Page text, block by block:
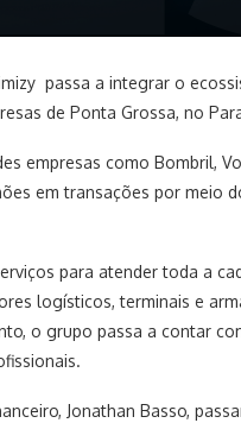
passa a integrar o
de Ponta Grossa, no
empresas como Bombril,
em transações por meio
para atender toda a
logísticos, terminais e
o grupo passa a contar
Jonathan Basso,